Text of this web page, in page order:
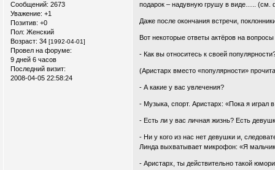
Сообщений: 2673
Уважение: +1
Позитив: +0
Пол: Женский
Возраст: 34 [1992-04-01]
Провел на форуме:
9 дней 6 часов
Последний визит:
2008-04-05 22:58:24
подарок – надувную грушу в виде….. (см.
Даже после окончания встречи,
Вот некоторые ответы актёров на
- Как вы относитесь к своей
(Аристарх вместо «популярности»
- А какие у вас увлечения?
- Музыка, спорт. Аристарх: «Пока я играл
- Есть ли у вас личная жизнь? Есть
- Ни у кого из нас нет девушки и,
Линда выхватывает микрофон: «Я
- Аристарх, ты действительно такой